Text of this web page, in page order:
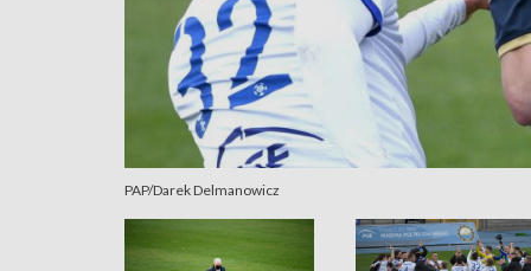
PAP/Darek Delmanowicz